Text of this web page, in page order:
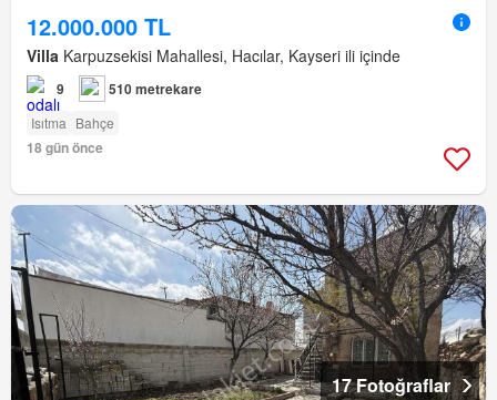
12.000.000 TL
Villa Karpuzsekisi Mahallesi, Hacılar, Kayseri ili içinde
9 510 metrekare
Isıtma Bahçe
18 gün önce
17 Fotoğraflar